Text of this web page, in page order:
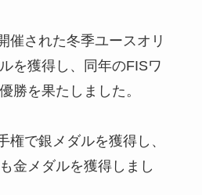
催された冬季ユースオリ
を獲得し、同年のFISワ
勝を果たしました。
権で銀メダルを獲得し、
金メダルを獲得しまし